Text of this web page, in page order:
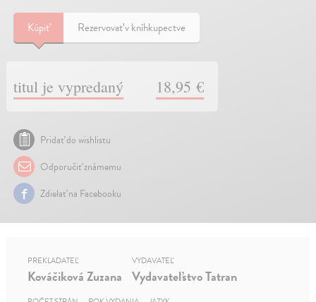
Kúpiť Rezervovať v kníhkupectve
titul je vypredaný 18,95 €
Pridať do wishlistu
Odporučiť známemu
Zdielať na Facebooku
PREKLADATEĽ
Kováčiková Zuzana
VYDAVATEĽ
Vydavateľstvo Tatran